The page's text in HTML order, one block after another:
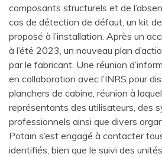
composants structurels et de
cas de détection de défaut, un kit
proposé à l’installation. Après un
à l’été 2023, un nouveau plan
par le fabricant. Une réunion
en collaboration avec l’INRS pour
planchers de cabine, réunion à
représentants des utilisateurs, des
professionnels ainsi que divers
Potain s’est engagé à contacter
identifiés, bien que le suivi des